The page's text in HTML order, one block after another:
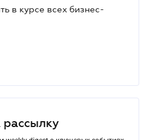
в курсе всех бизнес-